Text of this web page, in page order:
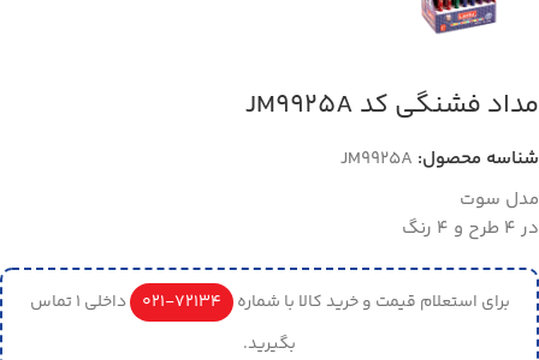
مداد فشنگی کد JM9925A
شناسه محصول: JM9925A
مدل سوت
در 4 طرح و 4 رنگ
برای استعلام قیمت و خرید کالا با شماره 72134-021
داخلی 1 تماس
بگیرید.